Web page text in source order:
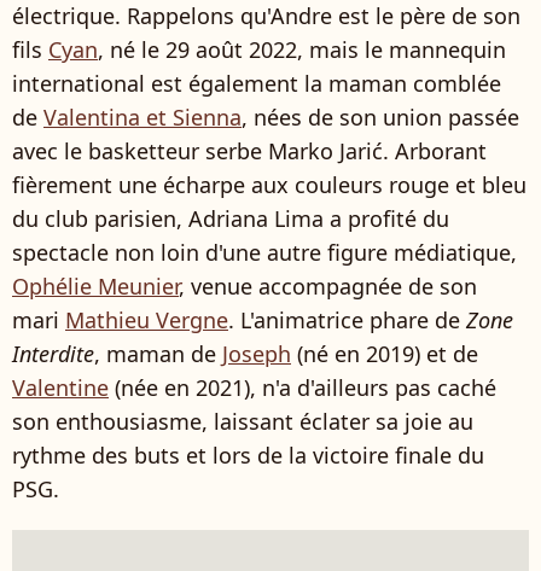
électrique. Rappelons qu'Andre est le père de son
fils Cyan, né le 29 août 2022, mais le mannequin
international est également la maman comblée
de Valentina et Sienna, nées de son union passée
avec le basketteur serbe Marko Jarić. Arborant
fièrement une écharpe aux couleurs rouge et bleu
du club parisien, Adriana Lima a profité du
spectacle non loin d'une autre figure médiatique,
Ophélie Meunier, venue accompagnée de son
mari Mathieu Vergne. L'animatrice phare de Zone
Interdite, maman de Joseph (né en 2019) et de
Valentine (née en 2021), n'a d'ailleurs pas caché
son enthousiasme, laissant éclater sa joie au
rythme des buts et lors de la victoire finale du
PSG.